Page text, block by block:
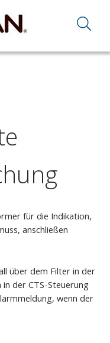
für die Indikation,
anschließen
über dem Filter in der
der CTS-Steuerung
wenn der